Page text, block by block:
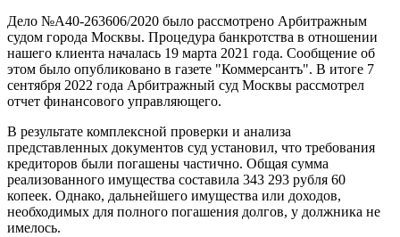
Дело №А40-263606/2020 было рассмотрено Арбитражным
судом города Москвы. Процедура банкротства в отношении
нашего клиента началась 19 марта 2021 года. Сообщение об
этом было опубликовано в газете "Коммерсантъ". В итоге 7
сентября 2022 года Арбитражный суд Москвы рассмотрел
отчет финансового управляющего.
В результате комплексной проверки и анализа
представленных документов суд установил, что требования
кредиторов были погашены частично. Общая сумма
реализованного имущества составила 343 293 рубля 60
копеек. Однако, дальнейшего имущества или доходов,
необходимых для полного погашения долгов, у должника не
имелось.